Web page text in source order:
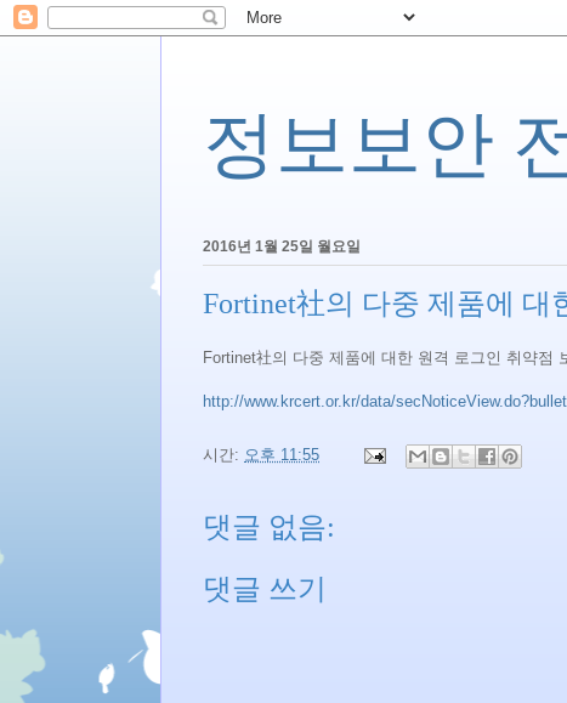
정보보안
2016년 1월 25일 월요일
Fortinet社의 다중 제품에 대
Fortinet社의 다중 제품에 대한 원격 로그인 취약점
http://www.krcert.or.kr/data/
시간: 오후 11:55
댓글 없음:
댓글 쓰기